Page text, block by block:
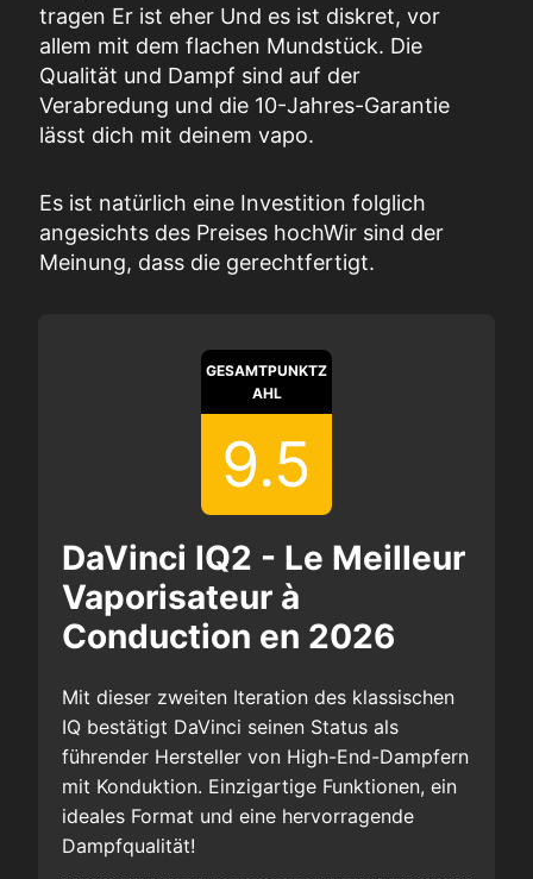
tragen Er ist eher Und es ist diskret, vor
allem mit dem flachen Mundstück. Die
Qualität und Dampf sind auf der
Verabredung und die 10-Jahres-Garantie
lässt dich mit deinem vapo.
Es ist natürlich eine Investition folglich
angesichts des Preises hochWir sind der
Meinung, dass die gerechtfertigt.
GESAMTPUNKTZ
AHL
9.5
DaVinci IQ2 - Le Meilleur
Vaporisateur à
Conduction en 2026
Mit dieser zweiten Iteration des klassischen
IQ bestätigt DaVinci seinen Status als
führender Hersteller von High-End-Dampfern
mit Konduktion. Einzigartige Funktionen, ein
ideales Format und eine hervorragende
Dampfqualität!